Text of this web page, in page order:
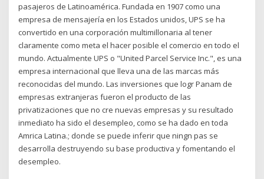
pasajeros de Latinoamérica. Fundada en 1907 como una
empresa de mensajería en los Estados unidos, UPS se ha
convertido en una corporación multimillonaria al tener
claramente como meta el hacer posible el comercio en todo el
mundo. Actualmente UPS o "United Parcel Service Inc.", es una
empresa internacional que lleva una de las marcas más
reconocidas del mundo. Las inversiones que logr Panam de
empresas extranjeras fueron el producto de las
privatizaciones que no cre nuevas empresas y su resultado
inmediato ha sido el desempleo, como se ha dado en toda
Amrica Latina.; donde se puede inferir que ningn pas se
desarrolla destruyendo su base productiva y fomentando el
desempleo.